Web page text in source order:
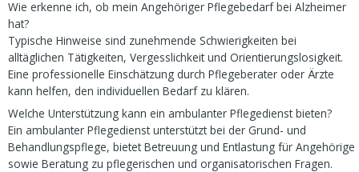
Wie erkenne ich, ob mein Angehöriger Pflegebedarf bei Alzheimer
hat?
Typische Hinweise sind zunehmende Schwierigkeiten bei
alltäglichen Tätigkeiten, Vergesslichkeit und Orientierungslosigkeit.
Eine professionelle Einschätzung durch Pflegeberater oder Ärzte
kann helfen, den individuellen Bedarf zu klären.
Welche Unterstützung kann ein ambulanter Pflegedienst bieten?
Ein ambulanter Pflegedienst unterstützt bei der Grund- und
Behandlungspflege, bietet Betreuung und Entlastung für Angehörige
sowie Beratung zu pflegerischen und organisatorischen Fragen.